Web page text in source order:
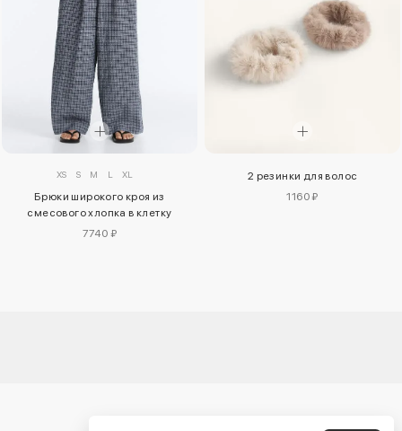
XS S M L XL
Брюки широкого кроя из
смесового хлопка в клетку
7740 ₽
2 резинки для волос
1160 ₽